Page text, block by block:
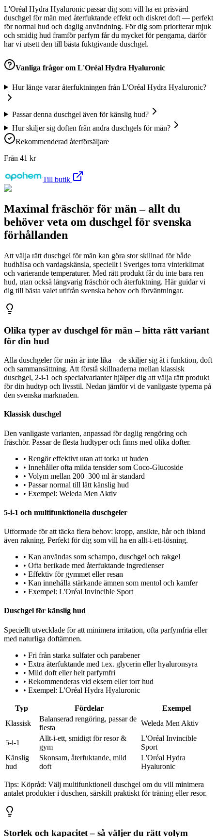
L'Oréal Hydra Hyaluronic passar dig som vill ha en prisvärd
duschgel för män med återfuktande effekt och diskret doft — perfekt
för normal hud och daglig användning. För dig som prioriterar mjuk
och smidig hud framför parfym får du mycket för pengarna, därför
har vi utsett den till bästa fuktgivande duschgel.
Vanliga frågor om L'Oréal Hydra Hyaluronic
Hur länge varar återfuktningen från L'Oréal Hydra Hyaluronic?
Passar denna duschgel även för känslig hud?
Hur skiljer sig doften från andra duschgels för män?
Rekommenderad återförsäljare
Från 41 kr
Till butik
Maximal fräschör för män – allt du
behöver veta om duschgel för svenska
förhållanden
Att välja rätt duschgel för män kan göra stor skillnad för både
hudhälsa och vardagskänsla, speciellt i Sveriges torra vinterklimat
och varierande temperaturer. Med rätt produkt får du inte bara ren
hud, utan också långvarig fräschör och återfuktning. Här guidar vi
dig till bästa valet utifrån svenska behov och förväntningar.
Olika typer av duschgel för män – hitta rätt variant
för din hud
Alla duschgeler för män är inte lika – de skiljer sig åt i funktion, doft
och sammansättning. Att förstå skillnaderna mellan klassisk
duschgel, 2-i-1 och specialvarianter hjälper dig att välja rätt produkt
för din hudtyp och livsstil. Nedan jämför vi de vanligaste typerna på
den svenska marknaden.
Klassisk duschgel
Den vanligaste varianten, anpassad för daglig rengöring och
fräschör. Passar de flesta hudtyper och finns med olika dofter.
• Rengör effektivt utan att torka ut huden
• Innehåller ofta milda tensider som Coco-Glucoside
• Volym mellan 200–300 ml är standard
• Passar normal till lätt känslig hud
• Exempel: Weleda Men Aktiv
5-i-1 och multifunktionella duschgeler
Utformade för att täcka flera behov: kropp, ansikte, hår och ibland
även rakning. Perfekt för dig som vill ha en allt-i-ett-lösning.
• Kan användas som schampo, duschgel och rakgel
• Ofta berikade med återfuktande ingredienser
• Effektiv för gymmet eller resan
• Kan innehålla stärkande ämnen som mentol och kamfer
• Exempel: L'Oréal Invincible Sport
Duschgel för känslig hud
Speciellt utvecklade för att minimera irritation, ofta parfymfria eller
med naturliga doftämnen.
• Fri från starka sulfater och parabener
• Extra återfuktande med t.ex. glycerin eller hyaluronsyra
• Mild doft eller helt parfymfri
• Rekommenderas vid eksem eller torr hud
• Exempel: L'Oréal Hydra Hyaluronic
Typ Fördelar
Exempel
Klassisk
Balanserad rengöring, passar de
flesta
Weleda Men Aktiv
5-i-1
Allt-i-ett, smidigt för resor &
gym
L'Oréal Invincible
Sport
Känslig
hud
Skonsam, återfuktande, mild
doft
L'Oréal Hydra
Hyaluronic
Tips: Köpråd: Välj multifunktionell duschgel om du vill minimera
antalet produkter i duschen, särskilt praktiskt för träning eller resor.
Storlek och kapacitet – så väljer du rätt volym